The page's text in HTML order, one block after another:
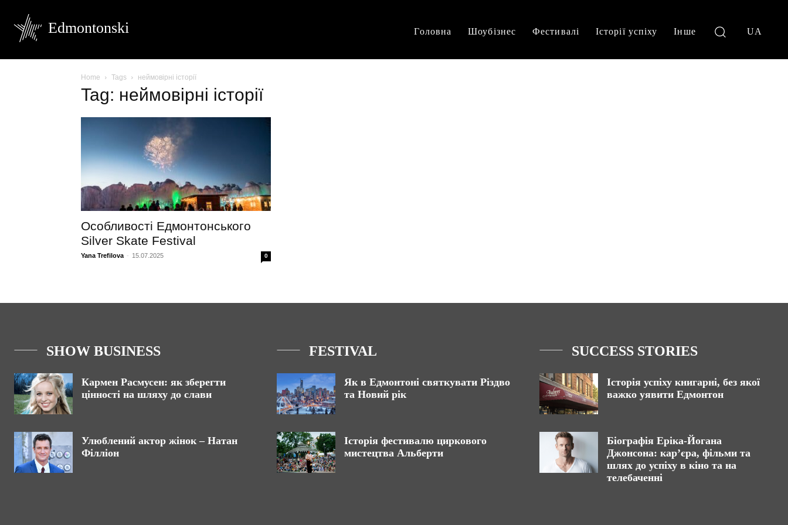
Edmontonski Головна Шоубізнес Фестивалі Історії успіху Інше UA
Home Tags неймовірні історії
Tag: неймовірні історії
Особливості Едмонтонського
Silver Skate Festival
Yana Trefilova - 15.07.2025 0
SHOW BUSINESS
Кармен Расмусен: як зберегти
цінності на шляху до слави
Улюблений актор жінок – Натан
Філліон
FESTIVAL
Як в Едмонтоні святкувати Різдво
та Новий рік
Історія фестивалю циркового
мистецтва Альберти
SUCCESS STORIES
Історія успіху книгарні, без якої
важко уявити Едмонтон
Біографія Еріка-Йогана
Джонсона: кар’єра, фільми та
шлях до успіху в кіно та на
телебаченні